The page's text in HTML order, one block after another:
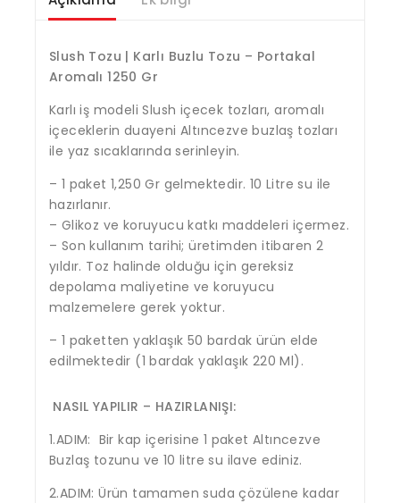
Slush Tozu | Karlı Buzlu Tozu – Portakal
Aromalı 1250 Gr
Karlı iş modeli Slush içecek tozları, aromalı
içeceklerin duayeni Altıncezve buzlaş tozları
ile yaz sıcaklarında serinleyin.
– 1 paket 1,250 Gr gelmektedir. 10 Litre su ile
hazırlanır.
– Glikoz ve koruyucu katkı maddeleri içermez.
– Son kullanım tarihi; üretimden itibaren 2
yıldır. Toz halinde olduğu için gereksiz
depolama maliyetine ve koruyucu
malzemelere gerek yoktur.
– 1 paketten yaklaşık 50 bardak ürün elde
edilmektedir (1 bardak yaklaşık 220 Ml).
NASIL YAPILIR – HAZIRLANIŞI:
1.ADIM: Bir kap içerisine 1 paket Altıncezve
Buzlaş tozunu ve 10 litre su ilave ediniz.
2.ADIM: Ürün tamamen suda çözülene kadar